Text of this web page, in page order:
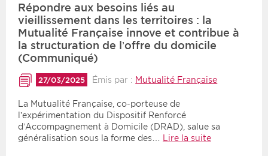
Répondre aux besoins liés au
vieillissement dans les territoires : la
Mutualité Française innove et contribue à
la structuration de l’offre du domicile
(Communiqué)
27/03/2025 Émis par : Mutualité Française
La Mutualité Française, co-porteuse de
l’expérimentation du Dispositif Renforcé
d’Accompagnement à Domicile (DRAD), salue sa
généralisation sous la forme des…
Lire la suite